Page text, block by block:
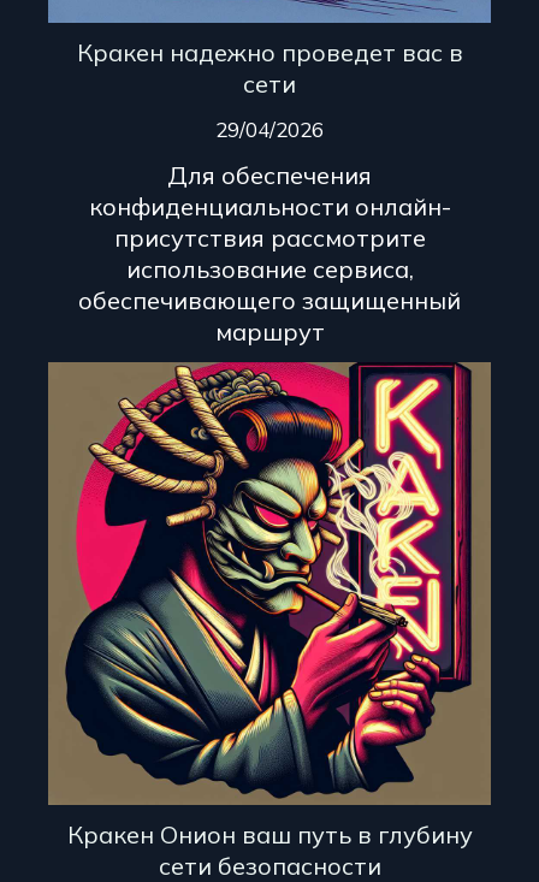
Кракен надежно проведет вас в
сети
29/04/2026
Для обеспечения
конфиденциальности онлайн-
присутствия рассмотрите
использование сервиса,
обеспечивающего защищенный
маршрут
Кракен Онион ваш путь в глубину
сети безопасности